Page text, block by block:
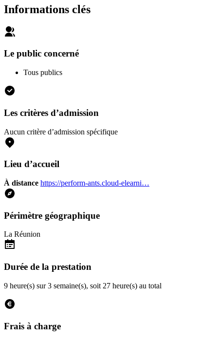
Informations clés
Le public concerné
Tous publics
Les critères d’admission
Aucun critère d’admission spécifique
Lieu d’accueil
À distance https://perform-ants.cloud-elearni…
Périmètre géographique
La Réunion
Durée de la prestation
9 heure(s) sur 3 semaine(s), soit 27 heure(s) au total
Frais à charge